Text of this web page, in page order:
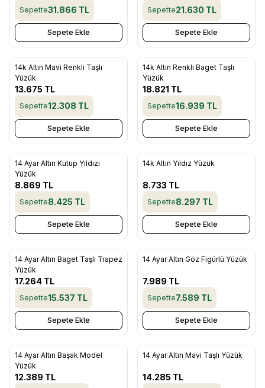
Sepette31.866 TL
Sepete Ekle
Sepette21.630 TL
Sepete Ekle
Favorilere Ekle
14k Altın Mavi Renkli Taşlı
Yüzük
13.675 TL
Sepette12.308 TL
Sepete Ekle
Favorilere Ekle
14k Altın Renkli Baget Taşlı
Yüzük
18.821 TL
Sepette16.939 TL
Sepete Ekle
Favorilere Ekle
14 Ayar Altın Kutup Yıldızı
Yüzük
8.869 TL
Sepette8.425 TL
Sepete Ekle
14k Altın Yıldız Yüzük
8.733 TL
Sepette8.297 TL
Sepete Ekle
Favorilere Ekle
14 Ayar Altın Baget Taşlı Trapez
Yüzük
17.264 TL
Sepette15.537 TL
Sepete Ekle
14 Ayar Altın Göz Figürlü Yüzük
7.989 TL
Sepette7.589 TL
Sepete Ekle
Favorilere Ekle
14 Ayar Altın Başak Model
Yüzük
12.389 TL
14 Ayar Altın Mavi Taşlı Yüzük
14.285 TL